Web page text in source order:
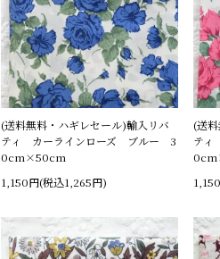
(送料無料・ハギレセール)輸入リバ
ティ カーラインローズ ブルー 3
0cm×50cm
1,150円(税込1,265円)
(送
テ